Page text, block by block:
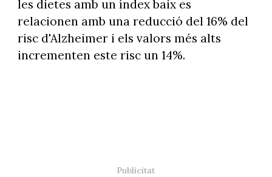
les dietes amb un índex baix es
relacionen amb una reducció del 16% del
risc d'Alzheimer i els valors més alts
incrementen este risc un 14%.